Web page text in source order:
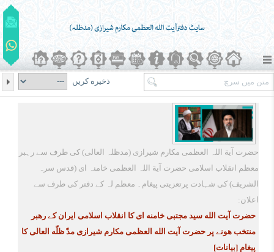
ذخیره کریں
حضرت آیة اللہ العظمی مکارم شیرازی (مدظلہ العالی) کی طرف سے رہبر
معظم انقلاب اسلامی حضرت آیة اللہ العظمی خامنہ ای (قدس سرہ
الشریف) کی شہادت پرتعزیتی پیغام۔ معظم لہ کے دفتر کی طرف سے
اعلان:
حضرت آیت الله سید مجتبی خامنه ای کا انقلاب اسلامی ایران کے رهبر
منتخب هونے پر حضرت آیت الله العظمی مکارم شیرازی مدّ ظلّه العالی کا
پیغام [بیانات]